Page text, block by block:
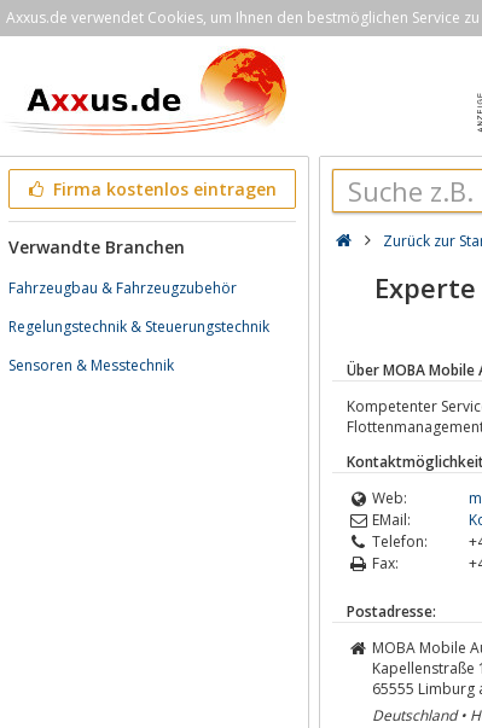
Axxus.de verwendet Cookies, um Ihnen den bestmöglichen Service
Firma kostenlos eintragen
Verwandte Branchen
Fahrzeugbau & Fahrzeugzubehör
Regelungstechnik & Steuerungstechnik
Sensoren & Messtechnik
Zurück zur
Über MOBA
Kompetenter
Web:
EMail:
Telefon:
Fax:
Postadresse:
MOBA Mobile
Kapellenstraße
65555 Limburg
Deutschland •